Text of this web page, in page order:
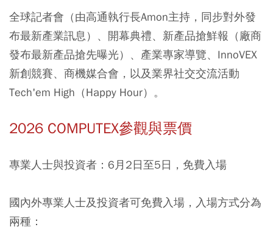
全球記者會（由高通執行長Amon主持，同步對外發
布最新產業訊息）、開幕典禮、新產品搶鮮報（廠商
發布最新產品搶先曝光）、產業專家導覽、InnoVEX
新創競賽、商機媒合會，以及業界社交交流活動
Tech'em High（Happy Hour）。
2026 COMPUTEX參觀與票價
專業人士與投資者： 6月2日至5日，免費入場
國內外專業人士及投資者可免費入場，入場方式分為
兩種：